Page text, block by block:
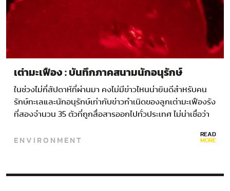
เต่ามะเฟือง : บันทึกภาคสนามนักอนุรักษ์
ในช่วงไม่กี่สัปดาห์ที่ผ่านมา คงไม่มีข่าวไหนน่ายินดีสำหรับคน
รักษ์ทะเลและนักอนุรักษ์เท่ากับข่าวกำเนิดของลูกเต่ามะเฟืองรัง
ที่สองจำนวน 35 ตัวที่ถูกสื่อสารออกไปทั่วประเทศ ไม่น่าเชื่อว่า
และระบบนิเวศชายฝั่งของประเทศไทยได้มากขนาดนี้ การกลับ
ENVIRONMENT READ
MORE